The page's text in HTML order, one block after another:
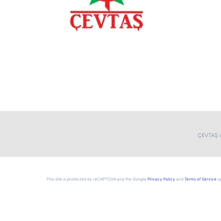
ÇEVTAŞ
This site is protected by reCAPTCHA and the Google Privacy Policy and Terms of Service